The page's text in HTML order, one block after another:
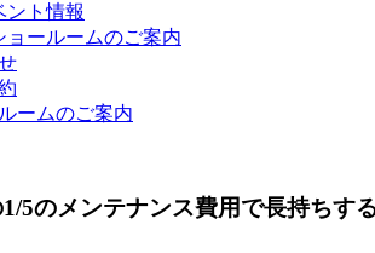
ント情報
ョールームのご案内
ームのご案内
5のメンテナンス費用で長持ちす